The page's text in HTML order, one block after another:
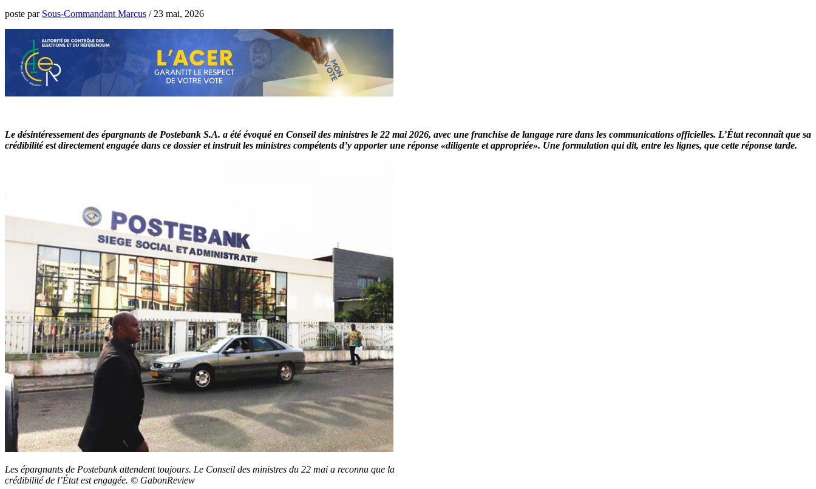
poste par Sous-Commandant Marcus / 23 mai, 2026
Le désintéressement des épargnants de Postebank S.A. a été évoqué en Conseil des ministres le 22 mai 2026, avec une franchise de langage rare dans les communications officielles. L’État reconnaît que sa
crédibilité est directement engagée dans ce dossier et instruit les ministres compétents d’y apporter une réponse «diligente et appropriée». Une formulation qui dit, entre les lignes, que cette réponse tarde.
Les épargnants de Postebank attendent toujours. Le Conseil des ministres du 22 mai a reconnu que la
crédibilité de l’État est engagée. © GabonReview